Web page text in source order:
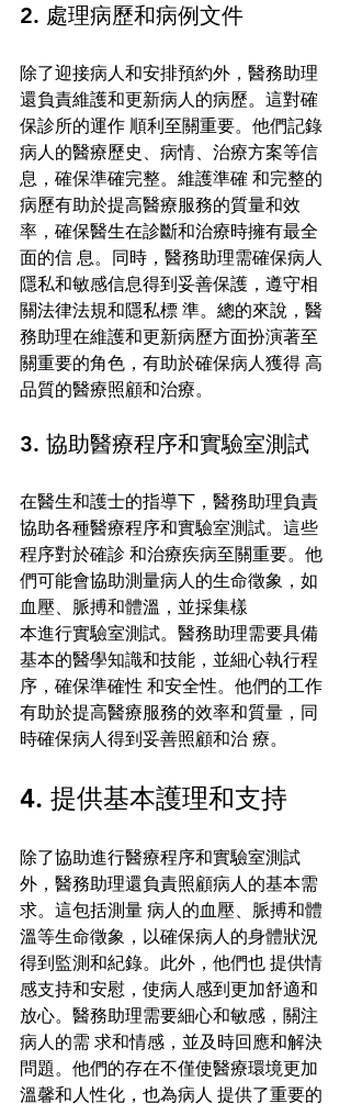
2. 處理病歷和病例文件
除了迎接病人和安排預約外，醫務助理
還負責維護和更新病人的病歷。這對確
保診所的運作 順利至關重要。他們記錄
病人的醫療歷史、病情、治療方案等信
息，確保準確完整。維護準確 和完整的
病歷有助於提高醫療服務的質量和效
率，確保醫生在診斷和治療時擁有最全
面的信 息。同時，醫務助理需確保病人
隱私和敏感信息得到妥善保護，遵守相
關法律法規和隱私標 準。總的來說，醫
務助理在維護和更新病歷方面扮演著至
關重要的角色，有助於確保病人獲得 高
品質的醫療照顧和治療。
3. 協助醫療程序和實驗室測試
在醫生和護士的指導下，醫務助理負責
協助各種醫療程序和實驗室測試。這些
程序對於確診 和治療疾病至關重要。他
們可能會協助測量病人的生命徵象，如
血壓、脈搏和體溫，並採集樣
本進行實驗室測試。醫務助理需要具備
基本的醫學知識和技能，並細心執行程
序，確保準確性 和安全性。他們的工作
有助於提高醫療服務的效率和質量，同
時確保病人得到妥善照顧和治 療。
4. 提供基本護理和支持
除了協助進行醫療程序和實驗室測試
外，醫務助理還負責照顧病人的基本需
求。這包括測量 病人的血壓、脈搏和體
溫等生命徵象，以確保病人的身體狀況
得到監測和紀錄。此外，他們也 提供情
感支持和安慰，使病人感到更加舒適和
放心。醫務助理需要細心和敏感，關注
病人的需 求和情感，並及時回應和解決
問題。他們的存在不僅使醫療環境更加
溫馨和人性化，也為病人 提供了重要的